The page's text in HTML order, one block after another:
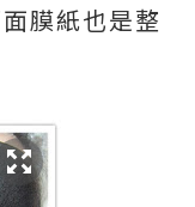
膜紙也是整